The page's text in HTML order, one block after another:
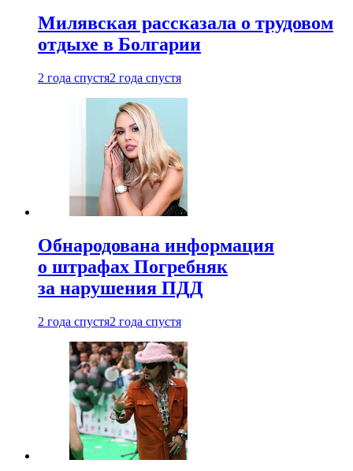
Милявская рассказала о трудовом
отдыхе в Болгарии
2 года спустя2 года спустя
Обнародована информация
о штрафах Погребняк
за нарушения ПДД
2 года спустя2 года спустя